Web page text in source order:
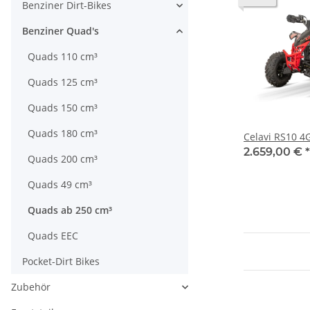
Celavi RS10
2.659,00 € *
Benziner Dirt-Bikes
Benziner Quad's
Quads 110 cm³
Quads 125 cm³
Quads 150 cm³
Quads 180 cm³
Quads 200 cm³
Quads 49 cm³
Quads ab 250 cm³
Quads EEC
Pocket-Dirt Bikes
Zubehör